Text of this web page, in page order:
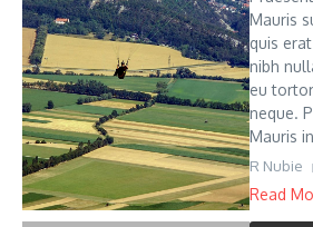
Mauris
quis
nibh
eu
neque.
Mauris
R Nubie
Read